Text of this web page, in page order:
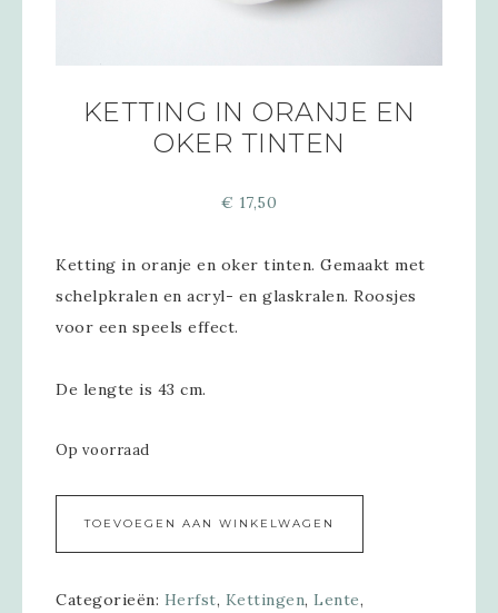
KETTING IN ORANJE EN
OKER TINTEN
€ 17,50
Ketting in oranje en oker tinten. Gemaakt met
schelpkralen en acryl- en glaskralen. Roosjes
voor een speels effect.
De lengte is 43 cm.
Op voorraad
TOEVOEGEN AAN WINKELWAGEN
Categorieën: Herfst, Kettingen, Lente,